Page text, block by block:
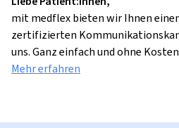
mit medflex bieten wir Ihnen
zertifizierten
uns. Ganz einfach und ohne
Mehr erfahren